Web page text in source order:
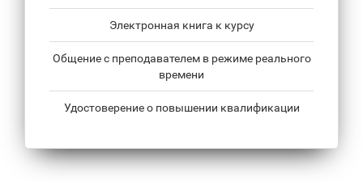
Электронная книга к курсу
Общение с преподавателем в режиме реального
времени
Удостоверение о повышении квалификации